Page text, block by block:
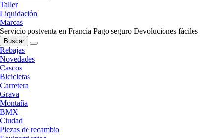
Taller
Liquidación
Marcas
Servicio postventa en Francia Pago seguro Devoluciones fáciles
Buscar
Rebajas
Novedades
Cascos
Bicicletas
Carretera
Grava
Montaña
BMX
Ciudad
Piezas de recambio